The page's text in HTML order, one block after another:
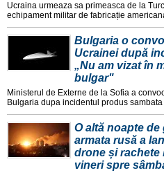
Ucraina urmeaza sa primeasca de la
echipament militar de fabricație
Bulgaria o
Ucrainei după
„Nu am vizat în
bulgar"
Ministerul de Externe de la Sofia a
Bulgaria dupa incidentul produs sambata
O altă noapte
armata rusă a
drone și rachete
vineri spre